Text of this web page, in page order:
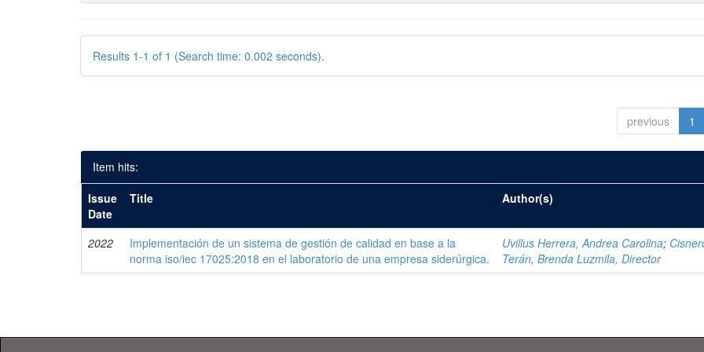
Results 1-1 of 1 (Search time: 0.002 seconds).
previous 1
Item hits:
Issue
Date
Title Author(s)
2022
Implementación de un sistema de gestión de calidad en base a la
norma iso/iec 17025:2018 en el laboratorio de una empresa siderúrgica.
Uvillus Herrera, Andrea Carolina;
Terán, Brenda Luzmila, Director